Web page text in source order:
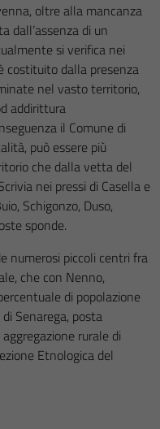
oltre alla mancanza
dall’assenza di un
si verifica nei
costituito dalla presenza
nel vasto territorio,
addirittura
il Comune di
può essere più
che dalla vetta del
nei pressi di Casella e
Schigonzo, Duso,
sponde.
numerosi piccoli centri fra
che con Nenno,
di popolazione
Senarega, posta
rurale di
Etnologica del